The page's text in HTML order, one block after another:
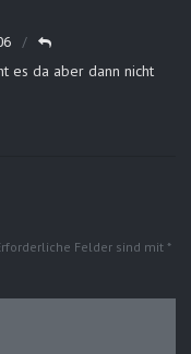
es da aber dann nicht
Felder sind mit*